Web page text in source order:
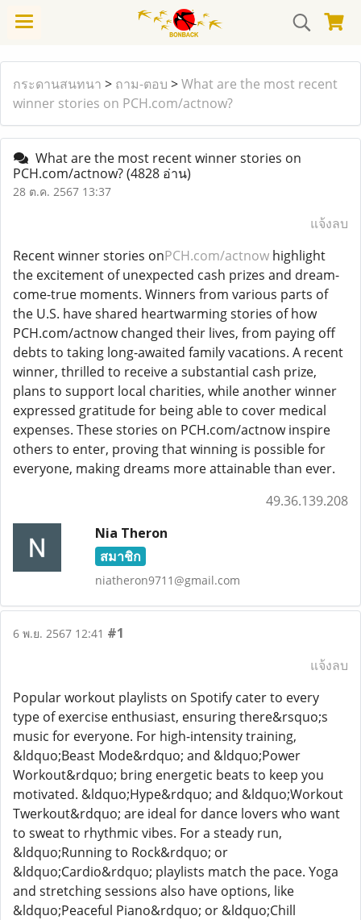
กระดานสนทนา > ถาม-ตอบ >What are the most recent
winner stories on PCH.com/actnow?
What are the most recent winner stories on
PCH.com/actnow?(4828 อ่าน)
28 ต.ค. 2567 13:37
แจ้งลบ
Recent winner stories onPCH.com/actnow highlight
the excitement of unexpected cash prizes and dream-
come-true moments. Winners from various parts of
the U.S. have shared heartwarming stories of how
PCH.com/actnow changed their lives, from paying off
debts to taking long-awaited family vacations. A recent
winner, thrilled to receive a substantial cash prize,
plans to support local charities, while another winner
expressed gratitude for being able to cover medical
expenses. These stories on PCH.com/actnow inspire
others to enter, proving that winning is possible for
everyone, making dreams more attainable than ever.
49.36.139.208
Nia Theron
สมาชิก
niatheron9711@gmail.com
6 พ.ย. 2567 12:41 #1
แจ้งลบ
Popular workout playlists on Spotify cater to every
type of exercise enthusiast, ensuring there&rsquo;s
music for everyone. For high-intensity training,
&ldquo;Beast Mode&rdquo; and &ldquo;Power
Workout&rdquo; bring energetic beats to keep you
motivated. &ldquo;Hype&rdquo; and &ldquo;Workout
Twerkout&rdquo; are ideal for dance lovers who want
to sweat to rhythmic vibes. For a steady run,
&ldquo;Running to Rock&rdquo; or
&ldquo;Cardio&rdquo; playlists match the pace. Yoga
and stretching sessions also have options, like
&ldquo;Peaceful Piano&rdquo; or &ldquo;Chill